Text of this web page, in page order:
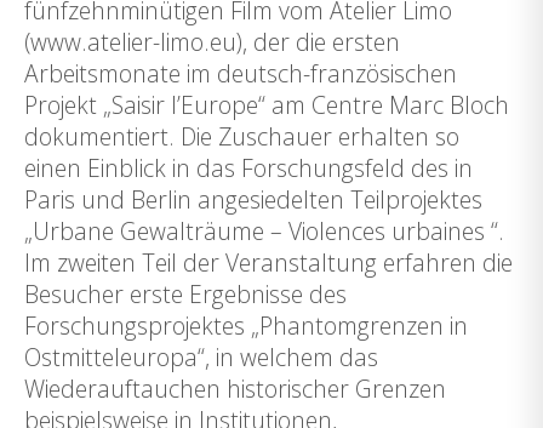
fünfzehnminütigen Film vom Atelier Limo
(www.atelier-limo.eu), der die ersten
Arbeitsmonate im deutsch-französischen
Projekt „Saisir l’Europe“ am Centre Marc Bloch
dokumentiert. Die Zuschauer erhalten so
einen Einblick in das Forschungsfeld des in
Paris und Berlin angesiedelten Teilprojektes
„Urbane Gewalträume – Violences urbaines “.
Im zweiten Teil der Veranstaltung erfahren die
Besucher erste Ergebnisse des
Forschungsprojektes „Phantomgrenzen in
Ostmitteleuropa“, in welchem das
Wiederauftauchen historischer Grenzen
beispielsweise in Institutionen,